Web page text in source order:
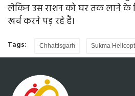
लेकिन उस राशन को घर तक लाने
खर्च करने पड़ रहे हैं।
Tags: Chhattisgarh Sukma